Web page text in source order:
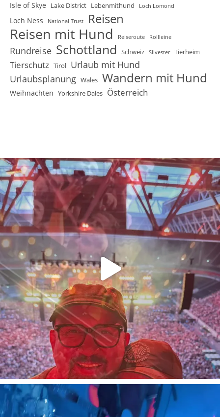
Isle of Skye Lake District Lebenmithund Loch Lomond
Loch Ness National Trust Reisen
Reisen mit Hund Reiseroute Rollleine
Rundreise Schottland Schweiz Silvester Tierheim
Tierschutz Tirol Urlaub mit Hund
Urlaubsplanung Wales Wandern mit Hund
Weihnachten Yorkshire Dales Österreich